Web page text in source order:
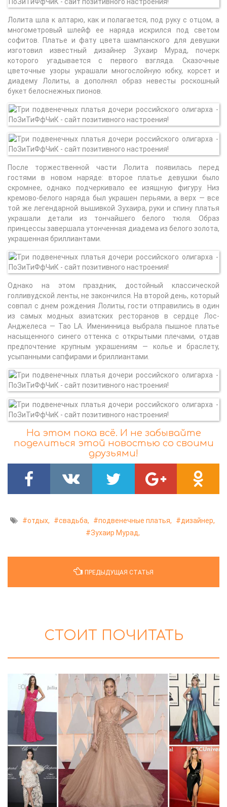
Лолита шла к алтарю, как и полагается, под руку с отцом, а
многометровый шлейф ее наряда искрился под светом
софитов. Платье и фату цвета шампанского для девушки
изготовил известный дизайнер Зухаир Мурад, почерк
которого угадывается с первого взгляда. Сказочные
цветочные узоры украшали многослойную юбку, корсет и
диадему Лолиты, а дополнял образ невесты роскошный
букет белоснежных пионов.
После торжественной части Лолита появилась перед
гостями в новом наряде: второе платье девушки было
скромнее, однако подчеркивало ее изящную фигуру. Низ
кремово-белого наряда был украшен перьями, а верх — все
той же легендарной вышивкой Зухаира, руки и спину платья
украшали детали из тончайшего белого тюля. Образ
принцессы завершала утонченная диадема из белого золота,
украшенная бриллиантами.
Однако на этом праздник, достойный классической
голливудской ленты, не закончился. На второй день, который
совпал с днем рождения Лолиты, гости отправились в один
из самых модных азиатских ресторанов в сердце Лос-
Анджелеса — Tao LA. Именинница выбрала пышное платье
насыщенного синего оттенка с открытыми плечами, отдав
предпочтение крупным украшениям — колье и браслету,
усыпанными сапфирами и бриллиантами.
На этом пока всё. И не забывайте
поделиться этой новостью со своими
друзьями!
отдых, свадьба, подвенечные платья,
дизайнер,
Зухаир Мурад,
ПРЕДЫДУЩАЯ СТАТЬЯ
СТОИТ ПОЧИТАТЬ